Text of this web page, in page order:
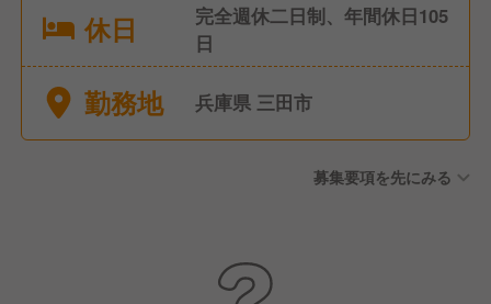
休日
完全週休二日制、年間休日105
日
勤務地 兵庫県 三田市
募集要項を先にみる